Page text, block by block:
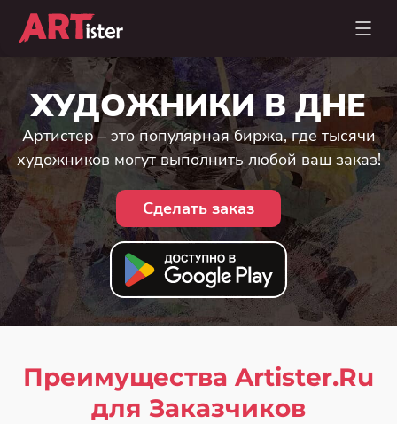
ХУДОЖНИКИ В ДНЕ
Артистер – это популярная биржа, где тысячи
художников могут выполнить любой ваш заказ!
Сделать заказ
Преимущества Artister.Ru
для Заказчиков